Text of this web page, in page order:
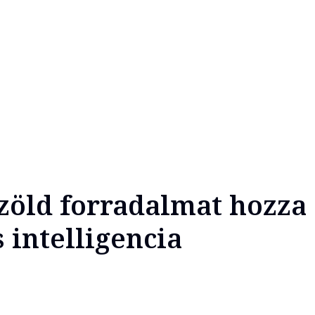
forradalmat hozza
intelligencia